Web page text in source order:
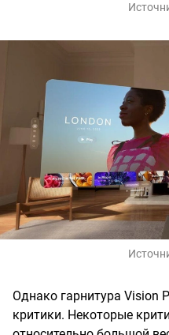
Однако гарнитура Vision
критики. Некоторые